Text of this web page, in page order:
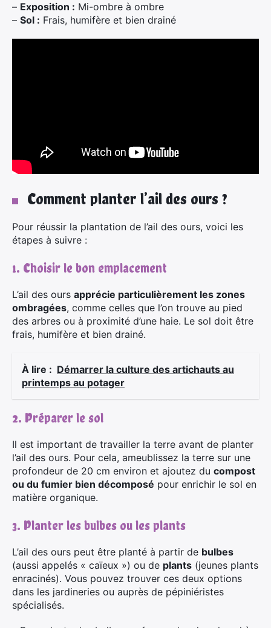
– Exposition : Mi-ombre à ombre
– Sol : Frais, humifère et bien drainé
Comment planter l’ail des ours ?
Pour réussir la plantation de l’ail des ours, voici les
étapes à suivre :
1. Choisir le bon emplacement
L’ail des ours apprécie particulièrement les zones
ombragées, comme celles que l’on trouve au pied
des arbres ou à proximité d’une haie. Le sol doit être
frais, humifère et bien drainé.
À lire : Démarrer la culture des artichauts au
printemps au potager
2. Préparer le sol
Il est important de travailler la terre avant de planter
l’ail des ours. Pour cela, ameublissez la terre sur une
profondeur de 20 cm environ et ajoutez du compost
ou du fumier bien décomposé pour enrichir le sol en
matière organique.
3. Planter les bulbes ou les plants
L’ail des ours peut être planté à partir de bulbes
(aussi appelés « caïeux ») ou de plants (jeunes plants
enracinés). Vous pouvez trouver ces deux options
dans les jardineries ou auprès de pépiniéristes
spécialisés.